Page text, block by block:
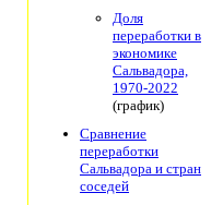
Доля
переработки в
экономике
Сальвадора,
1970-2022
(график)
Сравнение
переработки
Сальвадора и стран
соседей